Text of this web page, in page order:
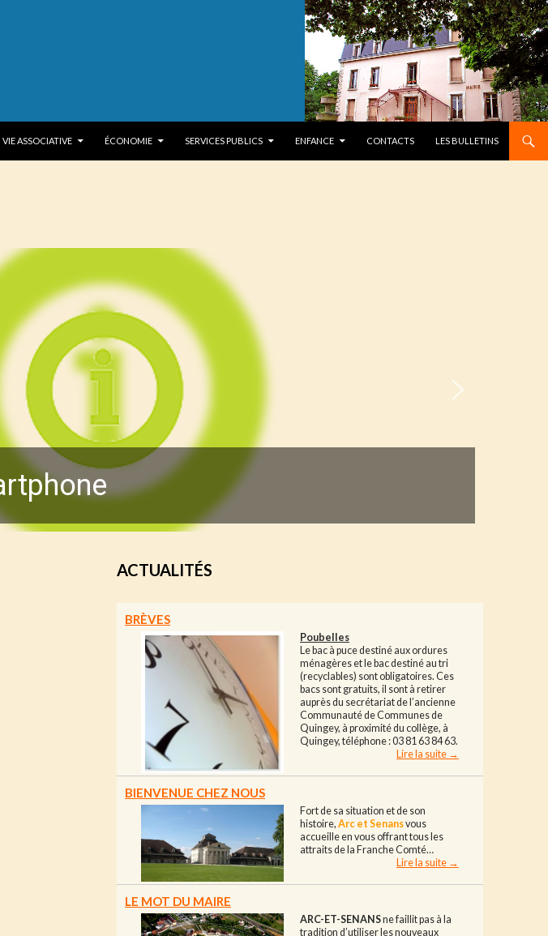
VIE ASSOCIATIVE ÉCONOMIE SERVICES PUBLICS ENFANCE CONTACTS LES BULLETINS
ACTUALITÉS
BRÈVES
Poubelles
Le bac à puce destiné aux ordures
ménagères et le bac destiné au tri
(recyclables) sont obligatoires. Ces
bacs sont gratuits, il sont à retirer
auprès du secrétariat de l’ancienne
Communauté de Communes de
Quingey, à proximité du collège, à
Quingey, téléphone : 03 81 63 84 63.
Lire la suite Brèves
→
BIENVENUE CHEZ NOUS
Fort de sa situation et de son
histoire, Arc et Senansvous
accueille en vous offrant tous les
attraits de la Franche Comté…
Lire la suite Bienvenue chez nous
→
LE MOT DU MAIRE
ARC-ET-SENANSne faillit pas à la
tradition d’utiliser les nouveaux